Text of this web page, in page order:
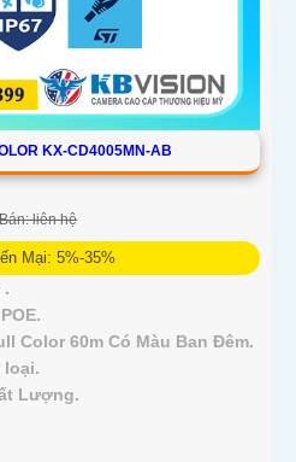
KX-CD4005MN-AB
liên hệ
Mại: 5%-35%
.
Color 60m Có Màu Ban Ðêm.
loại.
Lượng.